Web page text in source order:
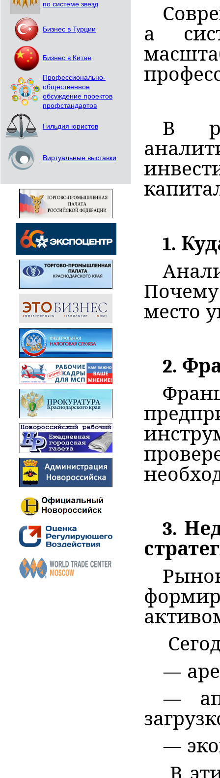
по системе звезд
Бизнес в Турции
Бизнес в Китае
Профессионально-
общественное
обсуждение проектов
профстандартов
Гильдия юристов
Виртуальные выставки
а
В
1.
место
2.
3.
—
—
—